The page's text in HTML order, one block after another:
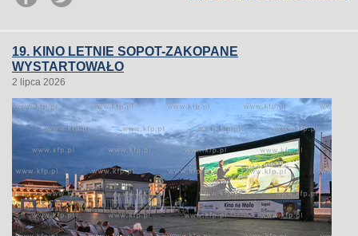
19. KINO LETNIE SOPOT-ZAKOPANE
WYSTARTOWAŁO
2 lipca 2026